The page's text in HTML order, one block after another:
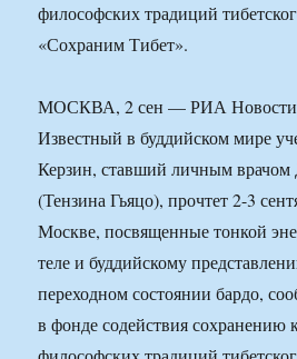
философских традиций
«Сохраним Тибет».
МОСКВА, 2 сен — РИА
Известный в буддийском мире
Керзин, ставший личным
(Тензина Гьяцо), прочтет 2-3
Москве, посвященные тонкой
теле и буддийскому
переходном состоянии бардо,
в фонде содействия сохранению